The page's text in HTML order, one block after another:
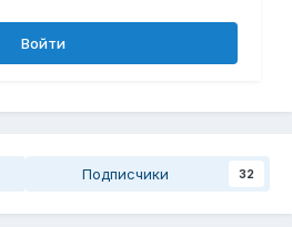
Войти
Подписчики 32